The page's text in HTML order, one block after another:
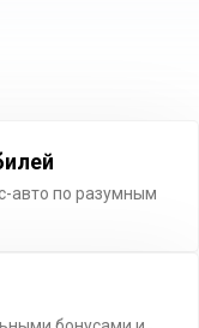
авто по разумным